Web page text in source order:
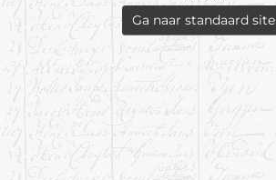
Ga naar standaard site